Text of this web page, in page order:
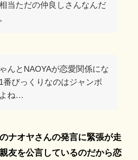
当ただの仲良しさんなんだ
んとNAOYAが恋愛関係にな
番びっくりなのはジャンボ
ね…
ナオヤさんの発言に緊張が走
親友を公言しているのだから恋